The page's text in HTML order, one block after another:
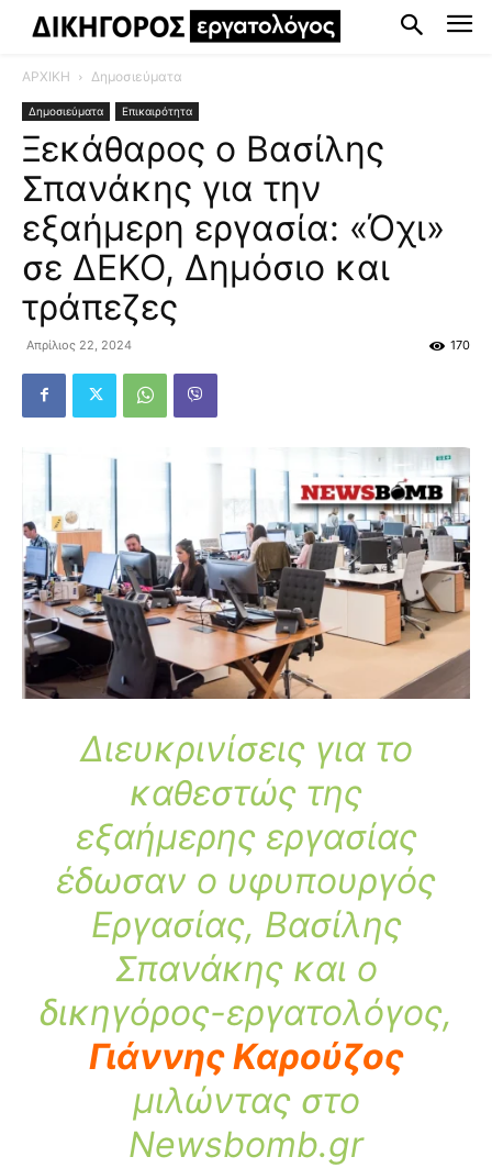
ΑΡΧΙΚΗ Δημοσιεύματα
Δημοσιεύματα Επικαιρότητα
Ξεκάθαρος ο Βασίλης
Σπανάκης για την
εξαήμερη εργασία: «Όχι»
σε ΔΕΚΟ, Δημόσιο και
τράπεζες
Απρίλιος 22, 2024 170
Διευκρινίσεις για το
καθεστώς της
εξαήμερης εργασίας
έδωσαν ο υφυπουργός
Εργασίας, Βασίλης
Σπανάκης και ο
δικηγόρος-εργατολόγος,
Γιάννης Καρούζος
μιλώντας στο
Newsbomb.gr